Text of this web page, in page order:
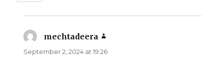
mechtadeera
September 2, 2024 at 19:26